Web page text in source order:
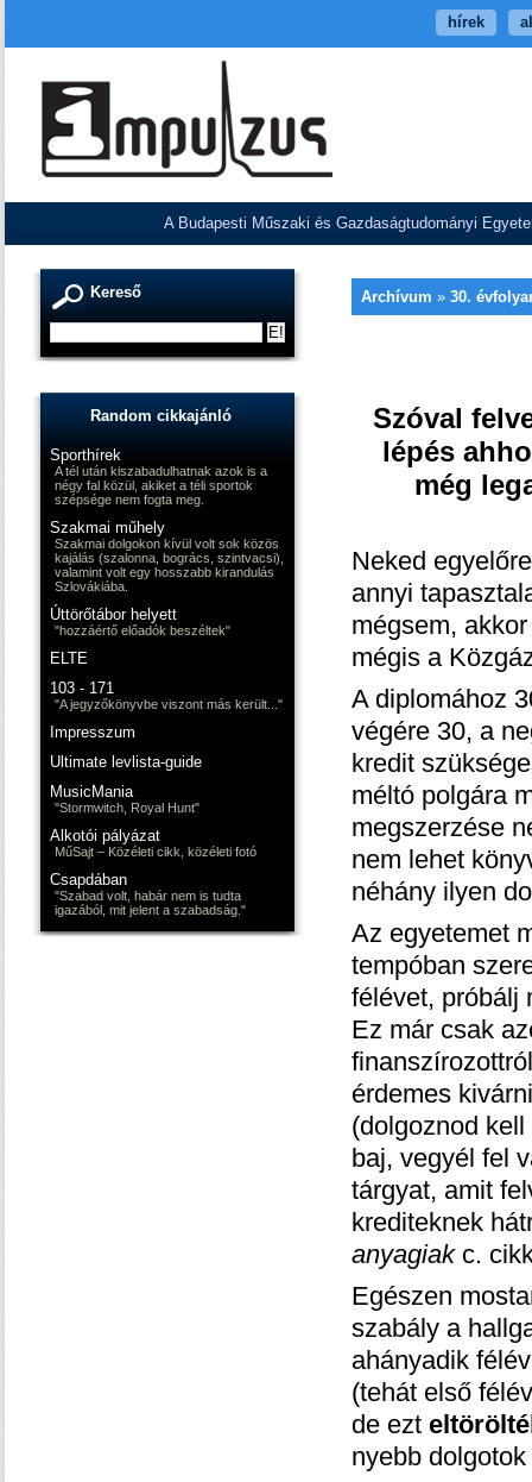
hírek
A Budapesti Műszaki és Gazdaságtudományi
Kereső
Random cikkajánló
Sporthírek
A tél után kiszabadulhatnak azok is a
négy fal közül, akiket a téli sportok
szépsége nem fogta meg.
Szakmai műhely
Szakmai dolgokon kívül volt sok közös
kajálás (szalonna, bogrács, szintvacsi),
valamint volt egy hosszabb kirandulás
Szlovákiába.
Úttörőtábor helyett
"hozzáértő előadók beszéltek"
ELTE
103 - 171
"A jegyzőkönyvbe viszont más került..."
Impresszum
Ultimate levlista-guide
MusicMania
"Stormwitch, Royal Hunt"
Alkotói pályázat
MűSajt – Közéleti cikk, közéleti fotó
Csapdában
"Szabad volt, habár nem is tudta
igazából, mit jelent a szabadság."
Archívum » 30.
Szóval
lépés
még
Neked
annyi
mégsem,
mégis a
A diplomához
végére 30, a
kredit
méltó polgára
megszerzése
nem lehet
néhány ilyen
Az egyetemet
tempóban
félévet, próbálj
Ez már csak
érdemes
(dolgoznod
baj, vegyél fel
tárgyat, amit
krediteknek
anyagiakc.
Egészen
szabály a
ahányadik
(tehát első
de ezt
nyebb